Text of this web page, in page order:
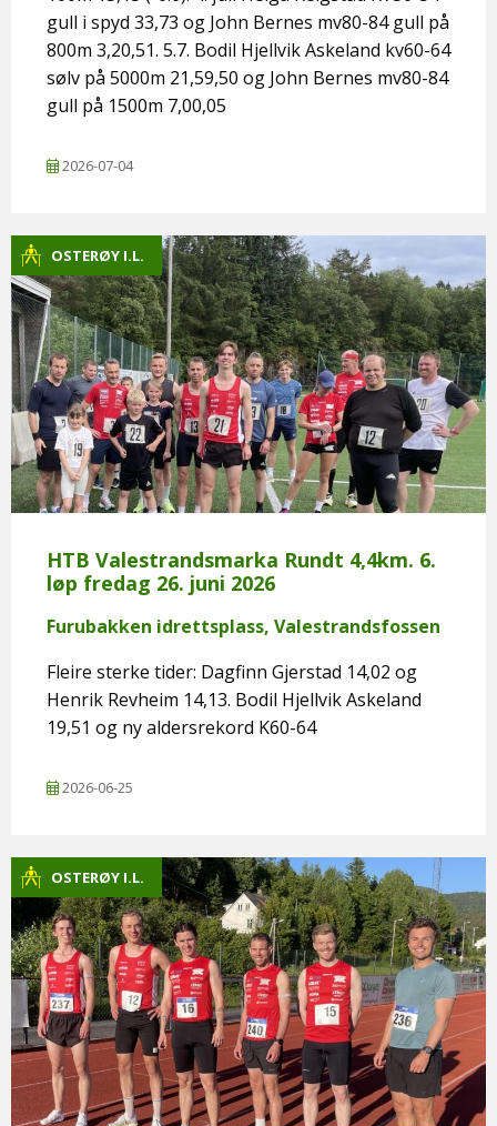
gull i spyd 33,73 og John Bernes mv80-84 gull på
800m 3,20,51. 5.7. Bodil Hjellvik Askeland kv60-64
sølv på 5000m 21,59,50 og John Bernes mv80-84
gull på 1500m 7,00,05
2026-07-04
OSTERØY I.L.
HTB Valestrandsmarka Rundt 4,4km. 6.
løp fredag 26. juni 2026
Furubakken idrettsplass, Valestrandsfossen
Fleire sterke tider: Dagfinn Gjerstad 14,02 og
Henrik Revheim 14,13. Bodil Hjellvik Askeland
19,51 og ny aldersrekord K60-64
2026-06-25
OSTERØY I.L.